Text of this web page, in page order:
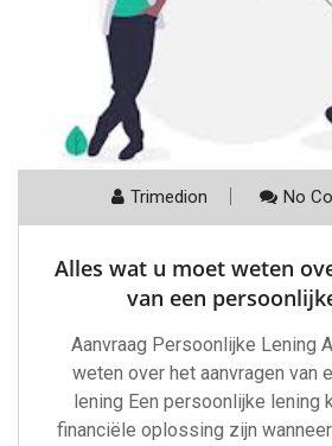
Trimedion No
Alles wat u moet weten
van een
Aanvraag Persoonlijke Lening
weten over het aanvragen van
lening Een persoonlijke lening
financiële oplossing zijn